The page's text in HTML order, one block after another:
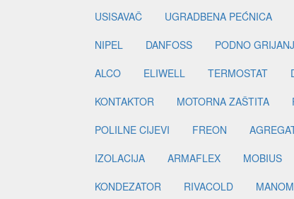
USISAVAČ
UGRADBENA PEĆNICA
NIPEL
DANFOSS PODNO
ALCO
ELIWELL TERMOSTAT
KONTAKTOR
MOTORNA ZAŠTITA
POLILNE CIJEVI
FREON
IZOLACIJA
ARMAFLEX MOBIUS
KONDEZATOR
RIVACOLD